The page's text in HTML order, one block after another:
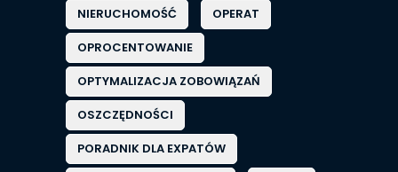
NIERUCHOMOŚĆ
OPERAT
OPROCENTOWANIE
OPTYMALIZACJA ZOBOWIĄZAŃ
OSZCZĘDNOŚCI
PORADNIK DLA EXPATÓW